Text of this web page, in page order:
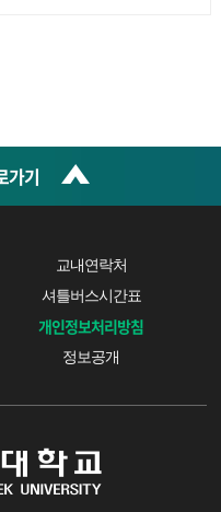
가기
교내연락처
셔틀버스시간표
개인정보처리방침
정보공개